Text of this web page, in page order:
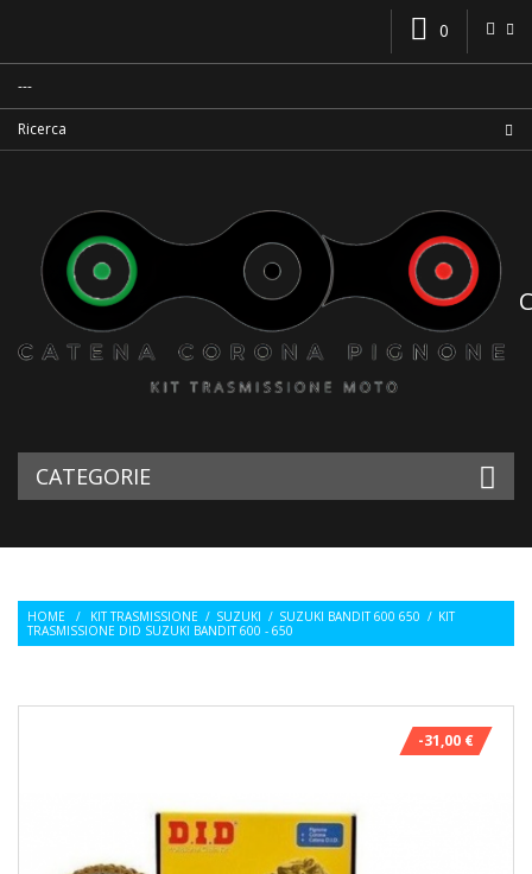
0
CATEGORIE
HOME / KIT TRASMISSIONE / SUZUKI / SUZUKI BANDIT 600 650 / KIT
TRASMISSIONE DID SUZUKI BANDIT 600 - 650
-31,00 €